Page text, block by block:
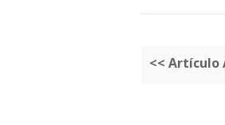
<<